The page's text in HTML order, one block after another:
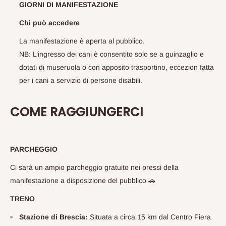
GIORNI DI MANIFESTAZIONE
Chi può accedere
La manifestazione è aperta al pubblico.
NB: L’ingresso dei cani è consentito solo se a guinzaglio e
dotati di museruola o con apposito trasportino, eccezion fatta
per i cani a servizio di persone disabili.
COME RAGGIUNGERCI
PARCHEGGIO
Ci sarà un ampio parcheggio gratuito nei pressi della
manifestazione a disposizione del pubblico 🚗
TRENO
Stazione di Brescia: Situata a circa 15 km dal Centro Fiera